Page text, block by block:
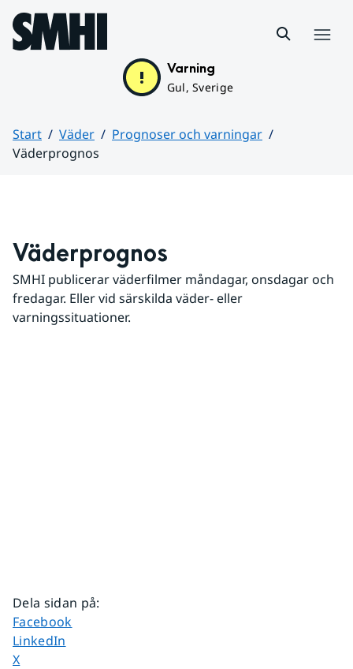
Hoppa till sidans innehåll
Varning
Gul, Sverige
Start Väder
Prognoser och varningar
Väderprognos
Väderprognos
SMHI publicerar väderfilmer måndagar, onsdagar och
fredagar. Eller vid särskilda väder- eller
varningssituationer.
Dela sidan på:
Dela sidan på
Facebook
Dela sidan på
LinkedIn
Dela sidan på
X